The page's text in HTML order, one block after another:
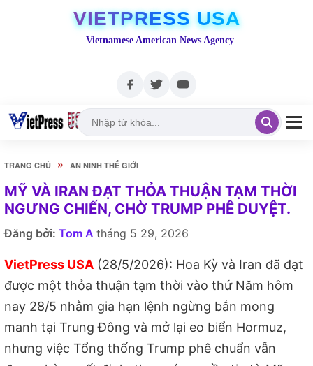
VIETPRESS USA
Vietnamese American News Agency
TRANG CHỦ » AN NINH THẾ GIỚI
MỸ VÀ IRAN ĐẠT THỎA THUẬN TẠM THỜI
NGƯNG CHIẾN, CHỜ TRUMP PHÊ DUYỆT.
Đăng bởi: Tom A tháng 5 29, 2026
VietPress USA (28/5/2026): Hoa Kỳ và Iran đã đạt
được một thỏa thuận tạm thời vào thứ Năm hôm
nay 28/5 nhằm gia hạn lệnh ngừng bắn mong
manh tại Trung Đông và mở lại eo biển Hormuz,
nhưng việc Tổng thống Trump phê chuẩn vẫn